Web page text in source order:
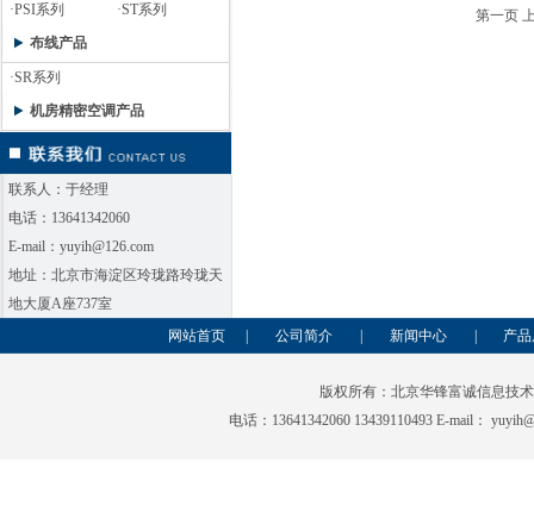
·PSI系列
·ST系列
布线产品
·SR系列
机房精密空调产品
联系人：于经理
电话：13641342060
E-mail：yuyih@126.com
地址：北京市海淀区玲珑路玲珑天
地大厦A座737室
第一页
网站首页 公司简介 新闻中心 产
版权所有：北京华锋富诚信息技
电话：13641342060 13439110493 E-mail：